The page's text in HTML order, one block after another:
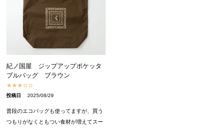
紀ノ国屋 ジップアップポケッタ
ブルバッグ ブラウン
投稿日 2025/08/29
普段のエコバッグも使ってますが、買う
つもりがなくともつい食材が増えてスー